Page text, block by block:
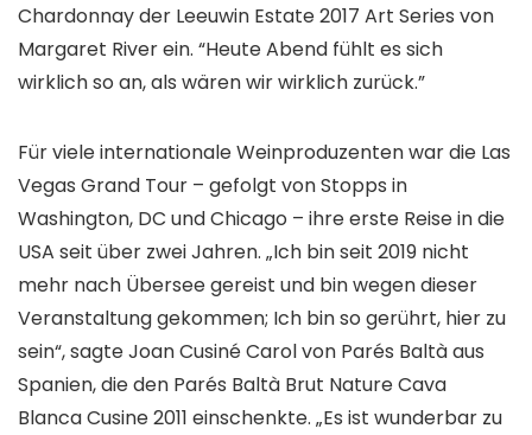
Chardonnay der Leeuwin Estate 2017 Art Series von
Margaret River ein. “Heute Abend fühlt es sich
wirklich so an, als wären wir wirklich zurück.”
Für viele internationale Weinproduzenten war die Las
Vegas Grand Tour – gefolgt von Stopps in
Washington, DC und Chicago – ihre erste Reise in die
USA seit über zwei Jahren. „Ich bin seit 2019 nicht
mehr nach Übersee gereist und bin wegen dieser
Veranstaltung gekommen; Ich bin so gerührt, hier zu
sein“, sagte Joan Cusiné Carol von Parés Baltà aus
Spanien, die den Parés Baltà Brut Nature Cava
Blanca Cusine 2011 einschenkte. „Es ist wunderbar zu